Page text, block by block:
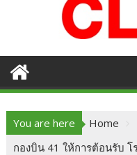
You are here
Home
กองบิน 41 ให้การต้อนรับ